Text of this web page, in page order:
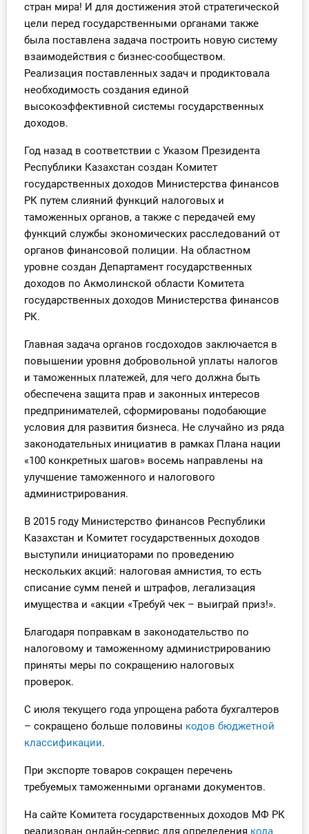
Тестирование для
бухгалтера
стран мира! И для достижения этой стратегической
цели перед государственными органами также
была поставлена задача построить новую систему
взаимодействия с бизнес-сообществом.
Реализация поставленных задач и продиктовала
необходимость создания единой
высокоэффективной системы государственных
доходов.
Год назад в соответствии с Указом Президента
Республики Казахстан создан Комитет
государственных доходов Министерства финансов
РК путем слияний функций налоговых и
таможенных органов, а также с передачей ему
функций службы экономических расследований от
органов финансовой полиции. На областном
уровне создан Департамент государственных
доходов по Акмолинской области Комитета
государственных доходов Министерства финансов
РК.
Главная задача органов госдоходов заключается в
повышении уровня добровольной уплаты налогов
и таможенных платежей, для чего должна быть
обеспечена защита прав и законных интересов
предпринимателей, сформированы подобающие
условия для развития бизнеса. Не случайно из ряда
законодательных инициатив в рамках Плана нации
«100 конкретных шагов» восемь направлены на
улучшение таможенного и налогового
администрирования.
В 2015 году Министерство финансов Республики
Казахстан и Комитет государственных доходов
выступили инициаторами по проведению
нескольких акций: налоговая амнистия, то есть
списание сумм пеней и штрафов, легализация
имущества и «акции «Требуй чек – выиграй приз!».
Благодаря поправкам в законодательство по
налоговому и таможенному администрированию
приняты меры по сокращению налоговых
проверок.
С июля текущего года упрощена работа бухгалтеров
– сокращено больше половины кодов бюджетной
классификации.
При экспорте товаров сокращен перечень
требуемых таможенными органами документов.
На сайте Комитета государственных доходов МФ РК
реализован онлайн-сервис для определения кода